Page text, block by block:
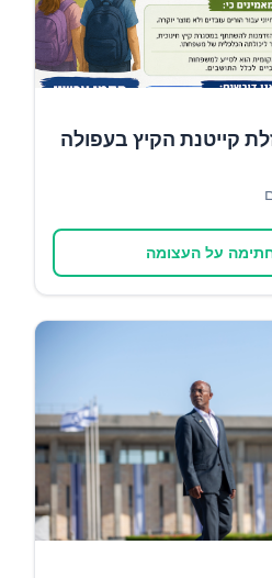
קייטנת הקיץ בעפולה
על העצומה